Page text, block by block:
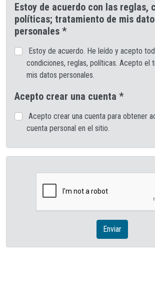
Estoy de acuerdo con las reglas,
políticas; tratamiento de mis
personales *
Estoy de acuerdo. He leído y acepto
condiciones, reglas, políticas. Acepto el
mis datos personales.
Acepto crear una cuenta *
Acepto crear una cuenta para obtener
cuenta personal en el sitio.
Enviar